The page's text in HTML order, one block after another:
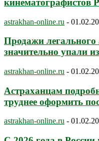
кинематографистов
astrakhan-online.ru -
Продажи легального
значительно упали
astrakhan-online.ru -
Астраханцам
труднее оформить
astrakhan-online.ru -